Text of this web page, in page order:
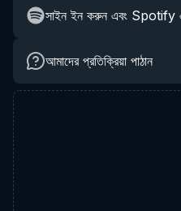
সাইন ইন করুন এবং Spotify
আমাদের প্রতিক্রিয়া পাঠান